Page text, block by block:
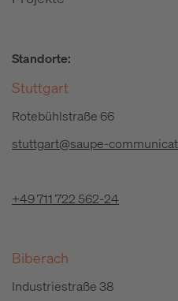
Standorte:
Stuttgart
Rotebühlstraße 66
stuttgart@saupe-
+49 711 722 562-24
Biberach
Industriestraße 38